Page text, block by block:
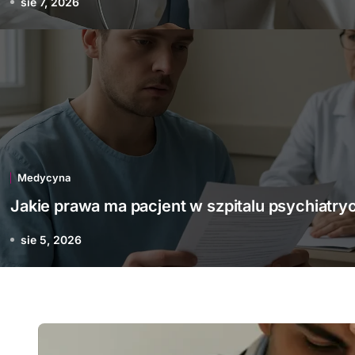
Medycyna
Jakie prawa ma pacjent w szpitalu
sie 5, 2026
Medycyna
ma pacjent w
psychiatrycznym
sie 5, 2026